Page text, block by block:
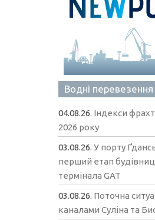
Водні перевезення
04.08.26. Індекси
2026 року
03.08.26.У порту
перший етап
термінала GAT
03.08.26. Поточна
каналами Суліна та